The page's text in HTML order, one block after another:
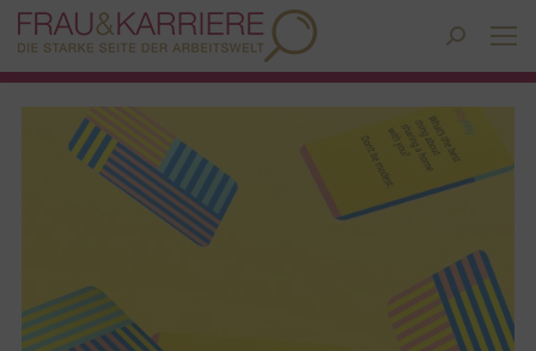
Search: